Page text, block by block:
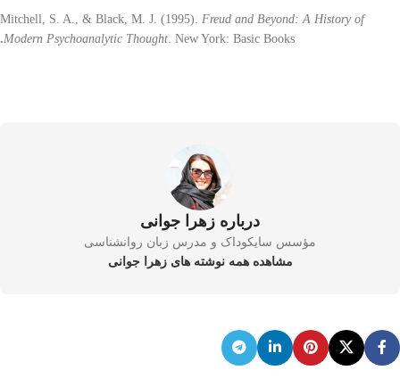
Mitchell, S. A., & Black, M. J. (1995). Freud and Beyond: A History of
Modern Psychoanalytic Thought . New York: Basic Books
.
درباره زهرا جوانی
مؤسس سایکوداک و مدرس زبان روانشناسی
مشاهده همه نوشته های زهرا جوانی